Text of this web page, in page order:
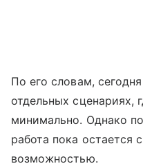
По его словам,
отдельных сценариях,
минимально. Однако
работа пока остается
возможностью.